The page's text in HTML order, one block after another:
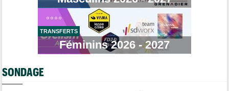
Tour de France Femmes
Puck Pieterse : "Je vise le maillot à pois..."
Tour de France Femmes
Marlen Reusser, maillot jaune : "Le Mont Ventoux, on verra"
Le Tour Femmes, Pologne, Burgos… le programme de la fin de
TRANSFERTS
Féminins 2026 - 2027
SONDAGE